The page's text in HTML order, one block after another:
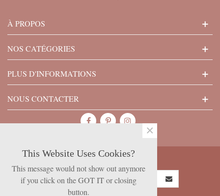
À PROPOS
NOS CATÉGORIES
PLUS D'INFORMATIONS
NOUS CONTACTER
SUBSCRIBE NOW
This Website Uses Cookies?
This message would not show out anymore
if you click on the GOT IT or closing
button.
×